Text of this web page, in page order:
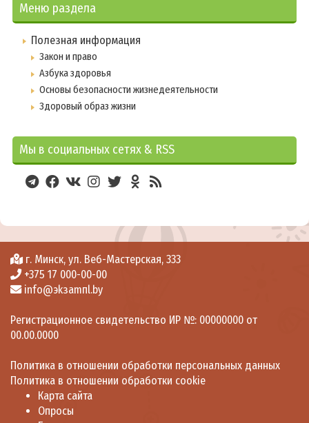
Наши достижения
Предметные олимпиады и НПК
Конкурсы, выставки и фестивали
Спортивные соревнования
Шестой школьный день
Отчеты по мероприятиям
Организация приема в 1 классы
Контакты горячей линии
Перечень документов
Будущему первокласснику
Платные услуги
Массаж
Лечебная физкультура
Меню раздела
Полезная информация
Закон и право
Азбука здоровья
Основы безопасности жизнедеятельности
Здоровый образ жизни
Мы в социальных сетях & RSS
г. Минск, ул. Веб-Мастерская, 333
+375 17 000-00-00
info@эkзamпl.by
Регистрационное свидетельство ИР №: 00000000 от
00.00.0000
Политика в отношении обработки персональных данных
Политика в отношении обработки cookie
Карта сайта
Опросы